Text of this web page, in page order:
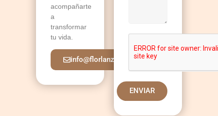
acompañarte
a
transformar
tu vida.
info@florlanza.com
ENVIAR